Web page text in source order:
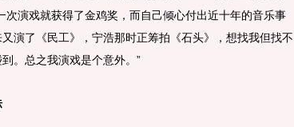
次演戏就获得了金鸡奖，而自己倾心付出近十年的音乐事
演了《民工》，宁浩那时正筹拍《石头》，想找我但找不
。总之我演戏是个意外。”